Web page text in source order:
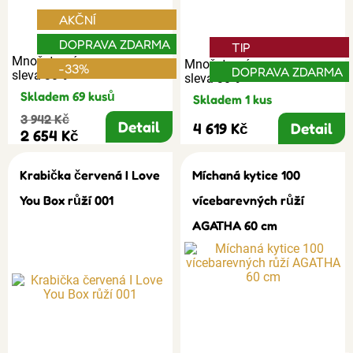
Množstevní
sleva 30%
AKČNÍ
DOPRAVA ZDARMA
-33%
Skladem 69 kusů
3 942 Kč
2 654 Kč Detail
Množstevní
sleva 30%
TIP
DOPRAVA ZDARMA
Skladem 1 kus
4 619 Kč Detail
Krabička červená I Love
You Box růží 001
Míchaná kytice 100
vícebarevných růží
AGATHA 60 cm